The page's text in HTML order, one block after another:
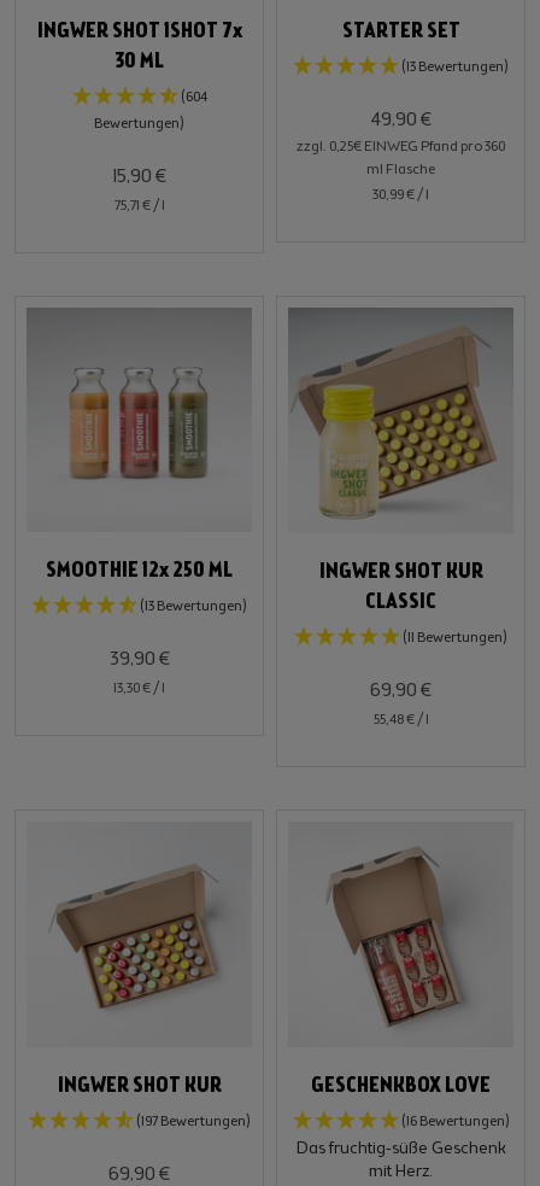
INGWER SHOT 1SHOT 7x
30 ML
(604
Bewertungen)
15,90 €
75,71 € /
STARTER SET
(13 Bewertungen)
49,90 €
zzgl. 0,25€ EINWEG Pfand pro 360
ml Flasche
30,99 € /
SMOOTHIE 12x 250 ML
(13 Bewertungen)
39,90 €
13,30 €/ l
INGWER SHOT KUR
CLASSIC
(11 Bewertungen)
69,90 €
55,48 € /
INGWER SHOT KUR
(197 Bewertungen)
69,90 €
GESCHENKBOX LOVE
(16 Bewertungen)
Das fruchtig-süße Geschenk
mit Herz.